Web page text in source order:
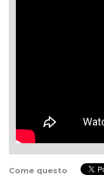
Come questo